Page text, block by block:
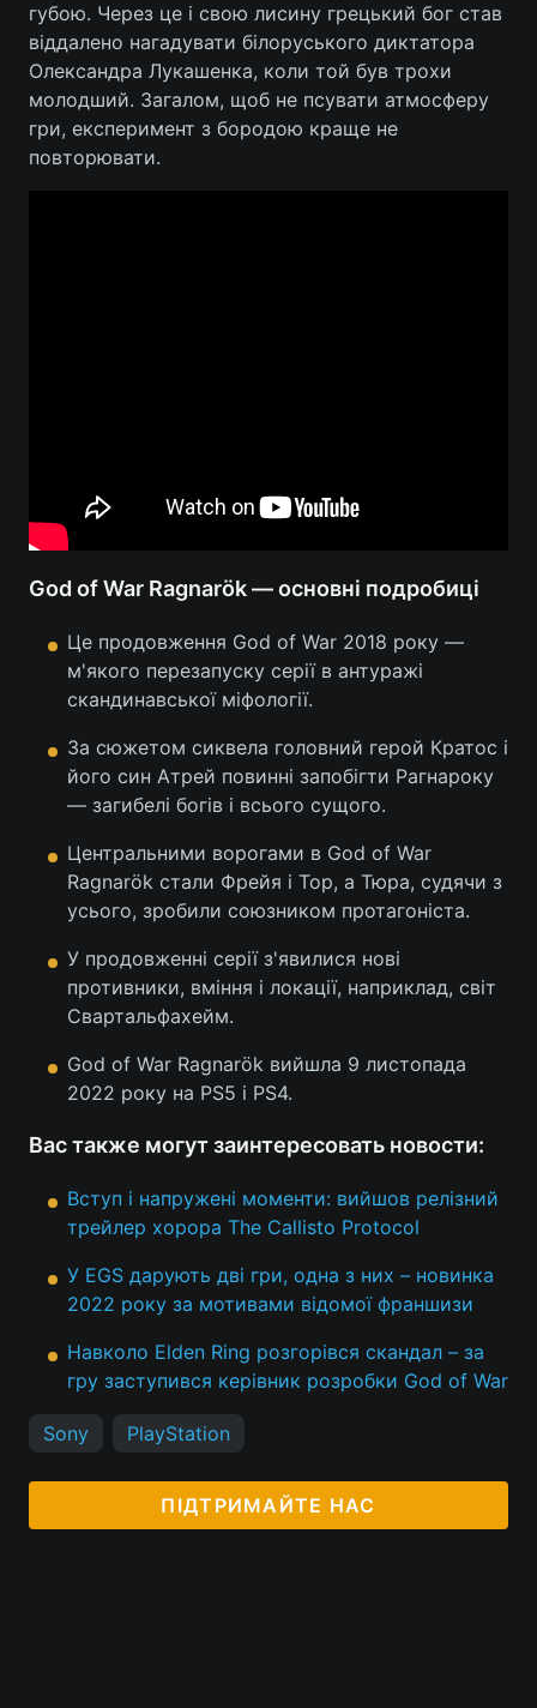
Лонгріди
Відео з Youtube Статті
Інтерв'ю
губою. Через це і свою лисину грецький бог став
віддалено нагадувати білоруського диктатора
Олександра Лукашенка, коли той був трохи
молодший. Загалом, щоб не псувати атмосферу
гри, експеримент з бородою краще не
повторювати.
God of War Ragnarök — основні подробиці
Це продовження God of War 2018 року —
м'якого перезапуску серії в антуражі
скандинавської міфології.
За сюжетом сиквела головний герой Кратос і
його син Атрей повинні запобігти Рагнароку
— загибелі богів і всього сущого.
Центральними ворогами в God of War
Ragnarök стали Фрейя і Тор, а Тюра, судячи з
усього, зробили союзником протагоніста.
У продовженні серії з'явилися нові
противники, вміння і локації, наприклад, світ
Свартальфахейм.
God of War Ragnarök вийшла 9 листопада
2022 року на PS5 і PS4.
Вас также могут заинтересовать новости:
Вступ і напружені моменти: вийшов релізний
трейлер хорора The Callisto Protocol
У EGS дарують дві гри, одна з них – новинка
2022 року за мотивами відомої франшизи
Навколо Elden Ring розгорівся скандал – за
гру заступився керівник розробки God of War
Sony PlayStation
ПІДТРИМАЙТЕ НАС